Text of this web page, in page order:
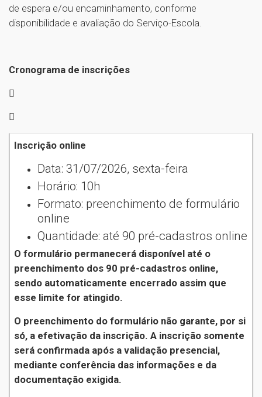
de espera e/ou encaminhamento, conforme
disponibilidade e avaliação do Serviço-Escola.
Cronograma de inscrições


Inscrição online
Data: 31/07/2026, sexta-feira
Horário: 10h
Formato: preenchimento de formulário
online
Quantidade: até 90 pré-cadastros online
O formulário permanecerá disponível até o
preenchimento dos 90 pré-cadastros online,
sendo automaticamente encerrado assim que
esse limite for atingido.
O preenchimento do formulário não garante, por si
só, a efetivação da inscrição. A inscrição somente
será confirmada após a validação presencial,
mediante conferência das informações e da
documentação exigida.